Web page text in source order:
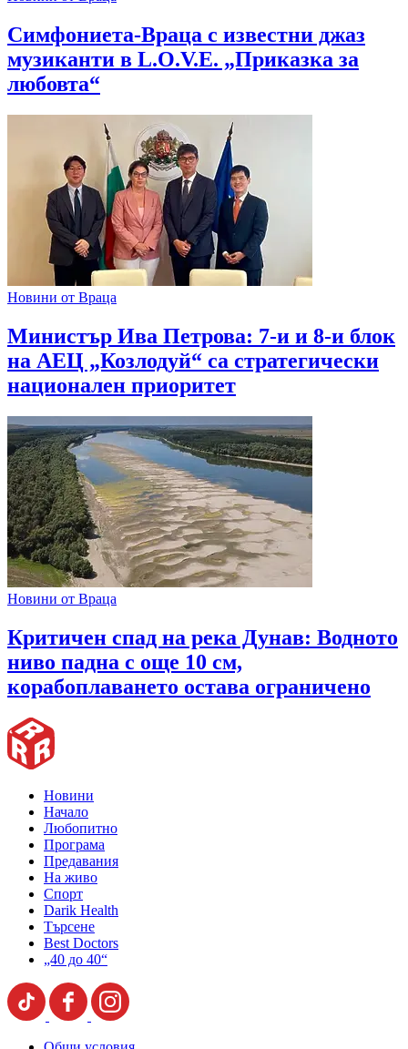
Симфониета-Враца с известни джаз
музиканти в L.O.V.E. „Приказка за
любовта“
Новини от Враца
Министър Ива Петрова: 7-и и 8-и блок
на АЕЦ „Козлодуй“ са стратегически
национален приоритет
Новини от Враца
Критичен спад на река Дунав: Водното
ниво падна с още 10 см,
корабоплаването остава ограничено
Новини
Начало
Любопитно
Програма
Предавания
На живо
Спорт
Darik Health
Търсене
Best Doctors
„40 до 40“